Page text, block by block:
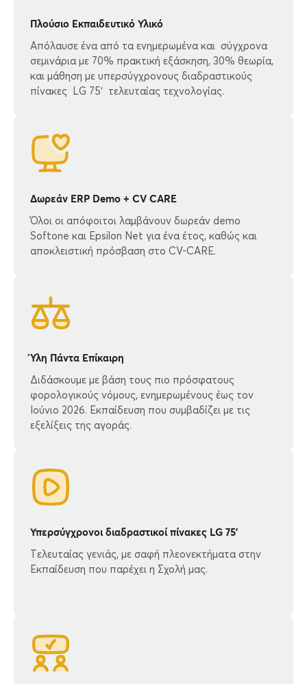
Πλούσιο Εκπαιδευτικό Υλικό
Απόλαυσε ένα από τα ενημερωμένα και σύγχρονα
σεμινάρια με 70% πρακτική εξάσκηση, 30% θεωρία,
και μάθηση με υπερσύγχρονους διαδραστικούς
πίνακες LG 75′ τελευταίας τεχνολογίας.
Δωρεάν ERP Demo + CV CARE
Όλοι οι απόφοιτοι λαμβάνουν δωρεάν demo
Softone και Epsilon Net για ένα έτος, καθώς και
αποκλειστική πρόσβαση στο CV-CARE.
Ύλη Πάντα Επίκαιρη
Διδάσκουμε με βάση τους πιο πρόσφατους
φορολογικούς νόμους, ενημερωμένους έως τον
Ιούνιο 2026. Εκπαίδευση που συμβαδίζει με τις
εξελίξεις της αγοράς.
Υπερσύγχρονοι διαδραστικοί πίνακες LG 75’
Tελευταίας γενιάς, με σαφή πλεονεκτήματα στην
Εκπαίδευση που παρέχει η Σχολή μας.